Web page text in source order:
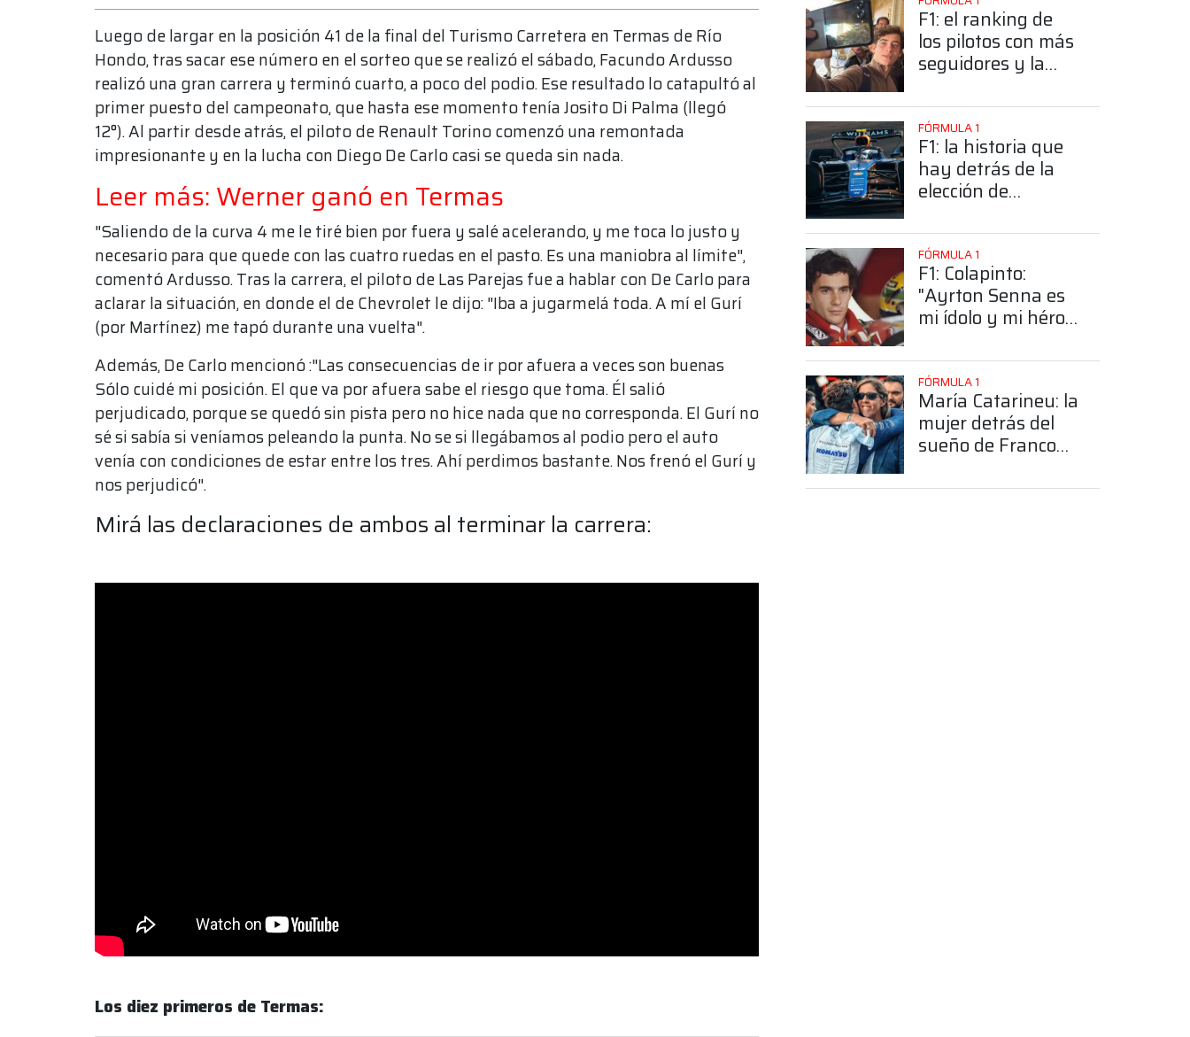
Luego de largar en la posición 41 de la final del Turismo Carretera en Termas de Río
Hondo, tras sacar ese número en el sorteo que se realizó el sábado, Facundo Ardusso
realizó una gran carrera y terminó cuarto, a poco del podio. Ese resultado lo catapultó al
primer puesto del campeonato, que hasta ese momento tenía Josito Di Palma (llegó
12°). Al partir desde atrás, el piloto de Renault Torino comenzó una remontada
impresionante y en la lucha con Diego De Carlo casi se queda sin nada.
Leer más: Werner ganó en Termas
"Saliendo de la curva 4 me le tiré bien por fuera y salé acelerando, y me toca lo justo y
necesario para que quede con las cuatro ruedas en el pasto. Es una maniobra al límite",
comentó Ardusso. Tras la carrera, el piloto de Las Parejas fue a hablar con De Carlo para
aclarar la situación, en donde el de Chevrolet le dijo: "Iba a jugarmelá toda. A mí el Gurí
(por Martínez) me tapó durante una vuelta".
Además, De Carlo mencionó :"Las consecuencias de ir por afuera a veces son buenas
Sólo cuidé mi posición. El que va por afuera sabe el riesgo que toma. Él salió
perjudicado, porque se quedó sin pista pero no hice nada que no corresponda. El Gurí no
sé si sabía si veníamos peleando la punta. No se si llegábamos al podio pero el auto
venía con condiciones de estar entre los tres. Ahí perdimos bastante. Nos frenó el Gurí y
nos perjudicó".
Mirá las declaraciones de ambos al terminar la carrera:
Los diez primeros de Termas:
F1: el ranking de
los pilotos con más
seguidores y la
posición de
Colapinto
FÓRMULA 1
F1: la historia que
hay detrás de la
elección de
número 43
FÓRMULA 1
F1: Colapinto:
"Ayrton Senna es
mi ídolo y mi héroe
FÓRMULA 1
María Catarineu: la
mujer detrás del
sueño de Franco
Fórmula 1